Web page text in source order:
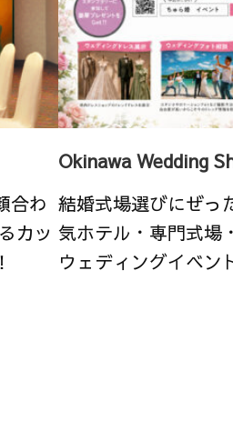
合わ
カッ
Okinawa Wedding
結婚式場選びにぜ
気ホテル・専門式場
ウェディングイベン